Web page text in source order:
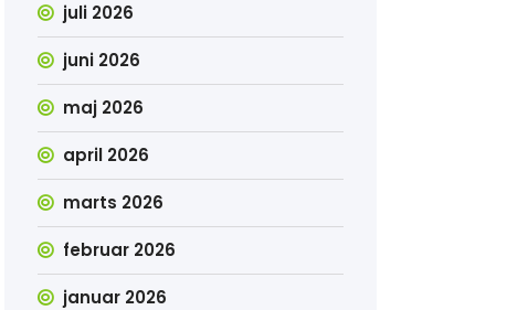
juli 2026
juni 2026
maj 2026
april 2026
marts 2026
februar 2026
januar 2026